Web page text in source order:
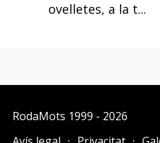
ovelletes, a la t...
RodaMots 1999 - 2026